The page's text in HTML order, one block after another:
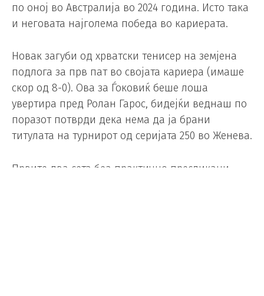
по оној во Австралија во 2024 година. Исто така
и неговата најголема победа во кариерата.
Новак загуби од хрватски тенисер на земјена
подлога за прв пат во својата кариера (имаше
скор од 8-0). Ова за Ѓоковиќ беше лоша
увертира пред Ролан Гарос, бидејќи веднаш по
поразот потврди дека нема да ја брани
титулата на турнирот од серијата 250 во Женева.
Првите два сета беа практично пресликани,